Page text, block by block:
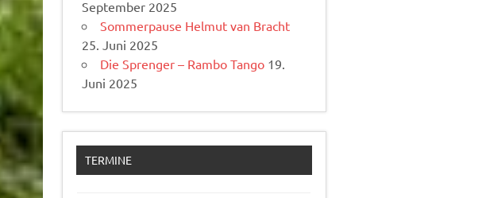
September 2025
Sommerpause Helmut van Bracht
25. Juni 2025
Die Sprenger – Rambo Tango 19.
Juni 2025
TERMINE